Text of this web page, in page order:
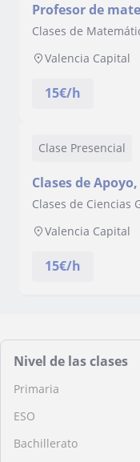
Profesor de
Clases de
Valencia Capital
15€/h
Clase Presencial
Clases de
Clases de Ciencias
Valencia Capital
15€/h
Nivel de las clases
Primaria
ESO
Bachillerato